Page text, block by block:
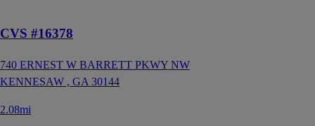
CVS #16378
740 ERNEST W BARRETT PKWY NW
KENNESAW , GA 30144
2.08mi